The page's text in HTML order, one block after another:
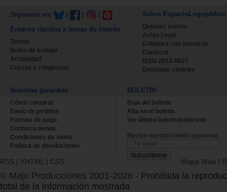
Síguenos en:
Enlaces rápidos a temas de interés
Tienda
Bolsa de trabajo
Actualidad
Cursos y congresos
Sobre EspacioLogopédico
Quienes somos
Aviso Legal
Colabora con nosotros
Contacta
ISSN 2013-0627
Gestionar cookies
Nuestras garantías
Cómo comprar
Envío de pedidos
Formas de pago
Contacto tienda
Condiciones de venta
Política de devoluciones
BOLETÍN
Baja del boletin
Alta en el boletin
Ver último boletin publicado
Recibe nuestro boletín quincenal.
RSS | XHTML | CSS Mapa Web |
© Majo Producciones 2001-2026 - Prohibida la
total de la información mostrada